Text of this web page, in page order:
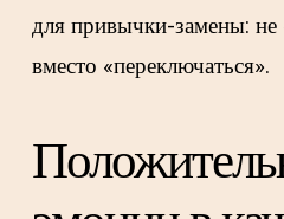
для привычки-замены: не
вместо «переключаться».